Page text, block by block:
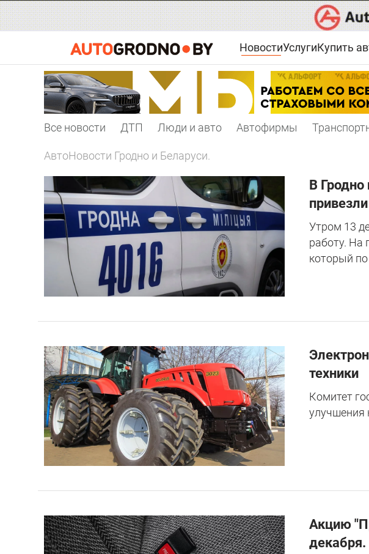
НовостиУслугиКупить
Все новости ДТП Люди и авто Автофирмы
АвтоНовости Гродно и Беларуси.
В
Утром 13
работу. На
который
техники
Комитет
улучшения
Акцию